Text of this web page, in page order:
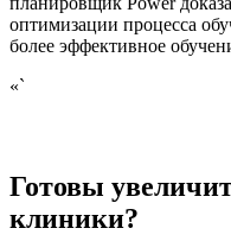
оптимизации процесса
более эффективное
«`
Готовы
клиники?